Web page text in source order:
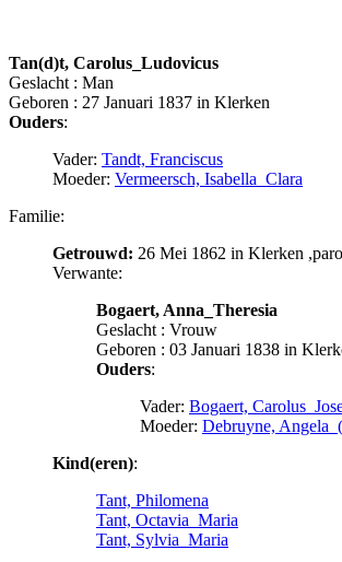
Tan(d)t, Carolus_Ludovicus
Geslacht : Man
Geboren : 27 Januari 1837 in Klerken
Ouders:
Vader: Tandt, Franciscus
Moeder: Vermeersch, Isabella_Clara
Familie:
Getrouwd: 26 Mei 1862 in Klerken
Verwante:
Bogaert, Anna_Theresia
Geslacht : Vrouw
Geboren : 03 Januari 1838 in
Ouders:
Vader: Bogaert,
Moeder: Debruyne,
Kind(eren):
Tant, Philomena
Tant, Octavia_Maria
Tant, Sylvia_Maria